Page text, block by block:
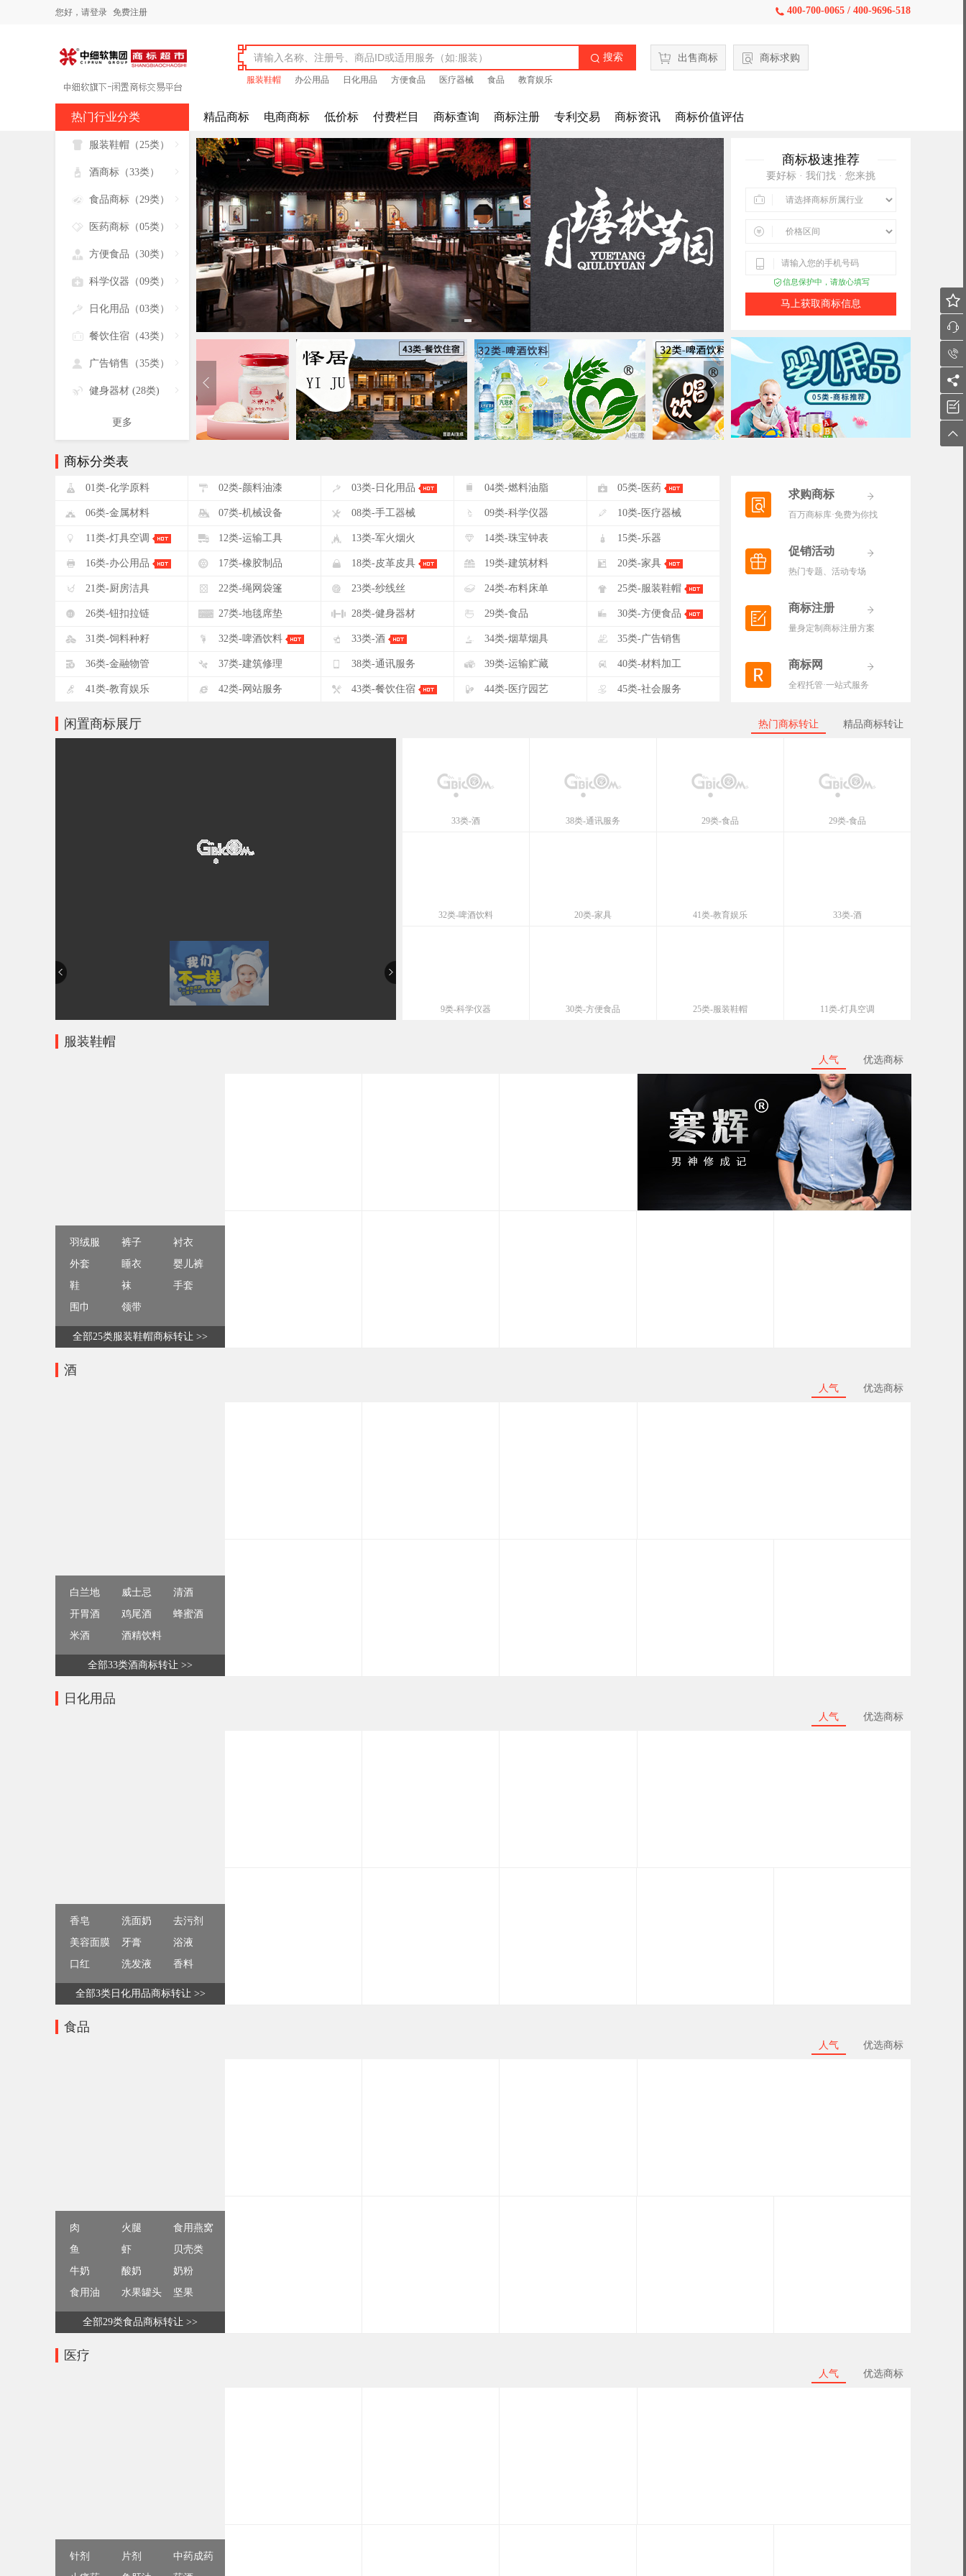
您好， 请登录 免费注册  400-700-0065 / 400-9696-518
 搜索
服装鞋帽 办公用品 日化用品 方便食品 医疗器械 食品 教育娱乐
出售商标 商标求购
热门行业分类 精品商标 电商商标 低价标 付费栏目 商标查询 商标注册 专利交易 商标资讯 商标价值评估

 服装鞋帽（25类）

 酒商标（33类）

 食品商标（29类）

 医药商标（05类）

 方便食品（30类）

 科学仪器（09类）

 日化用品（03类）

 餐饮住宿（43类）

 广告销售（35类）

 健身器材 (28类)
更多
商标极速推荐
要好标 · 我们找 · 您来挑



信息保护中，请放心填写
马上获取商标信息
商标分类表
! 01类-化学原料 " 02类-颜料油漆 # 03类-日化用品 $ 04类-燃料油脂 % 05类-医药
& 06类-金属材料 ' 07类-机械设备 ( 08类-手工器械 ) 09类-科学仪器 * 10类-医疗器械
+ 11类-灯具空调 , 12类-运输工具 - 13类-军火烟火 . 14类-珠宝钟表 / 15类-乐器
0 16类-办公用品 1 17类-橡胶制品 2 18类-皮革皮具 3 19类-建筑材料 4 20类-家具
5 21类-厨房洁具 6 22类-绳网袋篷 7 23类-纱线丝 8 24类-布料床单 9 25类-服装鞋帽
: 26类-钮扣拉链 ; 27类-地毯席垫 < 28类-健身器材 = 29类-食品 > 30类-方便食品
? 31类-饲料种籽 @ 32类-啤酒饮料 A 33类-酒 B 34类-烟草烟具 C 35类-广告销售
D 36类-金融物管 E 37类-建筑修理 F 38类-通讯服务 G 39类-运输贮藏 H 40类-材料加工
I 41类-教育娱乐 J 42类-网站服务 K 43类-餐饮住宿 L 44类-医疗园艺 M 45类-社会服务
求购商标
百万商标库·免费为你找
促销活动
热门专题、活动专场
商标注册
量身定制商标注册方案
商标网
全程托管·一站式服务
热门商标转让 精品商标转让
33类-酒 38类-通讯服务 29类-食品 29类-食品
32类-啤酒饮料 20类-家具 41类-教育娱乐 33类-酒
9类-科学仪器 30类-方便食品 25类-服装鞋帽 11类-灯具空调
闲置商标展厅
人气 优选商标
服装鞋帽
羽绒服 裤子
衬衣
外套
睡衣
婴儿裤
鞋
袜
手套
围巾
领带
全部25类服装鞋帽商标转让 >>
人气 优选商标
酒
白兰地 威士忌
清酒
开胃酒
鸡尾酒
蜂蜜酒
米酒
酒精饮料
全部33类酒商标转让 >>
人气 优选商标
日化用品
香皂 洗面奶
去污剂
美容面膜
牙膏
浴液
口红
洗发液 香料
全部3类日化用品商标转让 >>
人气 优选商标
食品
肉 火腿
食用燕窝
鱼
虾
贝壳类
牛奶
酸奶
奶粉
食用油
水果罐头 坚果
全部29类食品商标转让 >>
人气 优选商标
医疗
针剂 片剂
中药成药





